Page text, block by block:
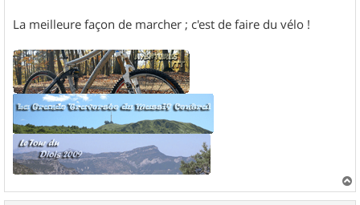
La meilleure façon de marcher ; c'est de faire du vélo !
a